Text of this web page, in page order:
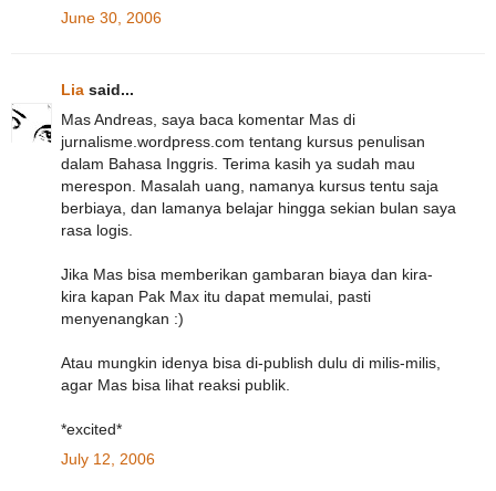
June 30, 2006
Lia said...
Mas Andreas, saya baca komentar Mas di
jurnalisme.wordpress.com tentang kursus penulisan
dalam Bahasa Inggris. Terima kasih ya sudah mau
merespon. Masalah uang, namanya kursus tentu saja
berbiaya, dan lamanya belajar hingga sekian bulan saya
rasa logis.
Jika Mas bisa memberikan gambaran biaya dan kira-
kira kapan Pak Max itu dapat memulai, pasti
menyenangkan :)
Atau mungkin idenya bisa di-publish dulu di milis-milis,
agar Mas bisa lihat reaksi publik.
*excited*
July 12, 2006